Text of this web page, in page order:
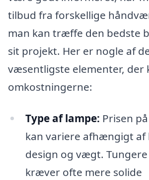
tilbud fra forskellige
man kan træffe den bedste
sit projekt. Her er nogle af
væsentligste elementer, der
omkostningerne:
Type af lampe: Prisen
kan variere afhængigt af
design og vægt.
kræver ofte mere solide